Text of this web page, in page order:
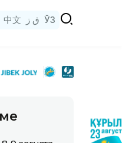
中文 ق ز ЎЗ